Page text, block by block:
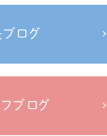
ペア＃ねこぜを
自律神経
ぜを整える＃新型
モートワークを快
ブログ
フブログ